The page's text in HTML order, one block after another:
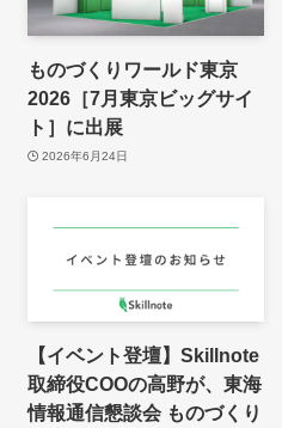
ものづくりワールド東京
2026［7月東京ビッグサイ
ト］に出展
2026年6月24日
【イベント登壇】Skillnote
取締役COOの高野が、東海
情報通信懇談会 ものづくり